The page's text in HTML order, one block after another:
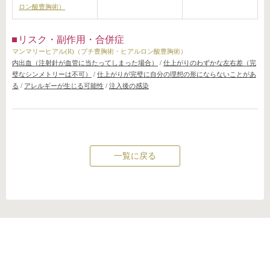
ロン酸豊胸術）
リスク・副作用・合併症
マンマリーヒアル(R)（プチ豊胸術・ヒアルロン酸豊胸術）
内出血（注射針が血管に当たってしまった場合）
/ 仕上がりのわずかな左右差（完
璧なシンメトリーは不可）
/ 仕上がりが完璧に自分の理想の形にならないことがあ
る / アレルギーが生じる可能性 / 注入後の感染
一覧に戻る